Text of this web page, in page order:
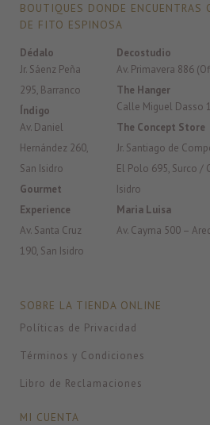
BOUTIQUES DONDE ENCUENTRAS
DE FITO ESPINOSA
Dédalo
Jr. Sáenz Peña
295, Barranco
Índigo
Av. Daniel
Hernández 260,
San Isidro
Gourmet
Experience
Av. Santa Cruz
190, San Isidro
Decostudio
Av. Primavera 886
The Hanger
Calle Miguel Dasso
The Concept Store
Jr. Santiago de
El Polo 695, Surco /
Isidro
Maria Luisa
Av. Cayma 500 –
SOBRE LA TIENDA ONLINE
Políticas de Privacidad
Términos y Condiciones
Libro de Reclamaciones
MI CUENTA